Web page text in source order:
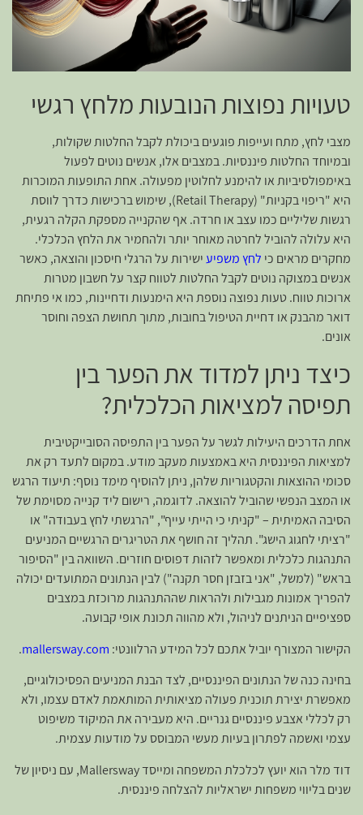
טעויות נפוצות הנובעות מלחץ רגשי
מצבי לחץ, מתח ועייפות פוגעים ביכולת לקבל החלטות שקולות,
ובמיוחד החלטות פיננסיות. במצבים אלו, אנשים נוטים לפעול
באימפולסיביות או להימנע לחלוטין מפעולה. אחת התופעות המוכרות
היא "ריפוי בקניות" (Retail Therapy), שימוש ברכישות כדרך לווסת
רגשות שליליים כמו עצב או חרדה. אף שהקנייה מספקת הקלה רגעית,
היא עלולה להוביל לחרטה מאוחר יותר ולהחמיר את הלחץ הכלכלי.
מחקרים מראים כי לחץ משפיעישירות על הרגלי חיסכון והוצאה, כאשר
אנשים במצוקה נוטים לקבל החלטות לטווח קצר על חשבון מטרות
ארוכות טווח. טעות נפוצה נוספת היא הימנעות ודחיינות, כמו אי פתיחת
דואר מהבנק או דחיית הטיפול בחובות, מתוך תחושת הצפה וחוסר
אונים.
כיצד ניתן למדוד את הפער בין
תפיסה למציאות הכלכלית?
אחת הדרכים היעילות לגשר על הפער בין התפיסה הסובייקטיבית
למציאות הפיננסית היא באמצעות מעקב מודע. במקום לתעד רק את
סכומי ההוצאות והקטגוריות שלהן, ניתן להוסיף מימד נוסף: תיעוד הרגש
או המצב הנפשי שהוביל להוצאה. לדוגמה, רישום ליד קנייה מסוימת של
הסיבה האמיתית – "קניתי כי הייתי עייף", "הרגשתי לחץ בעבודה" או
"רציתי לחגוג הישג". תהליך זה חושף את הטריגרים הרגשיים המניעים
התנהגות כלכלית ומאפשר לזהות דפוסים חוזרים. השוואה בין "הסיפור
בראש" (למשל, "אני בזבזן חסר תקנה") לבין הנתונים המתועדים יכולה
להפריך אמונות מגבילות ולהראות שההתנהגות מרוכזת במצבים
ספציפיים הניתנים לניהול, ולא מהווה תכונת אופי קבועה.
הקישור המצורף יוביל אתכם לכל המידע הרלוונטי: mallersway.com
.
בחינה כנה של הנתונים הפיננסיים, לצד הבנת המניעים הפסיכולוגיים,
מאפשרת יצירת תוכנית פעולה מציאותית המותאמת לאדם עצמו, ולא
רק לכללי אצבע פיננסיים גנריים. היא מעבירה את המיקוד משיפוט
עצמי ואשמה לפתרון בעיות מעשי המבוסס על מודעות עצמית.
דוד מלר הוא יועץ לכלכלת המשפחה ומייסד Mallersway, עם ניסיון של
שנים בליווי משפחות ישראליות להצלחה פיננסית.